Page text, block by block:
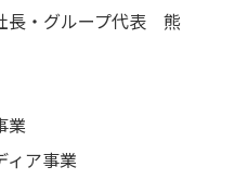
長・グループ代表 熊
業
ィア事業